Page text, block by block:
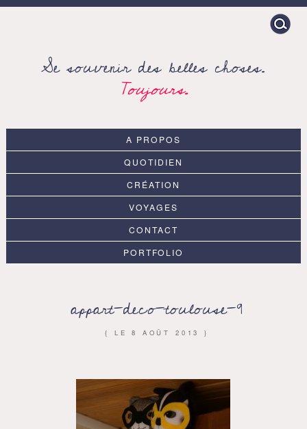
Search
for:
Se souvenir des belles choses.
Toujours.
A PROPOS
QUOTIDIEN
CRÉATION
VOYAGES
CONTACT
PORTFOLIO
appart-deco-toulouse-9
{ LE8 AOÛT 2013 }